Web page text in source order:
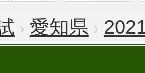
愛知県